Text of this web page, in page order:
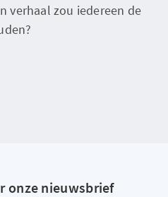
verhaal zou iedereen de
onze nieuwsbrief